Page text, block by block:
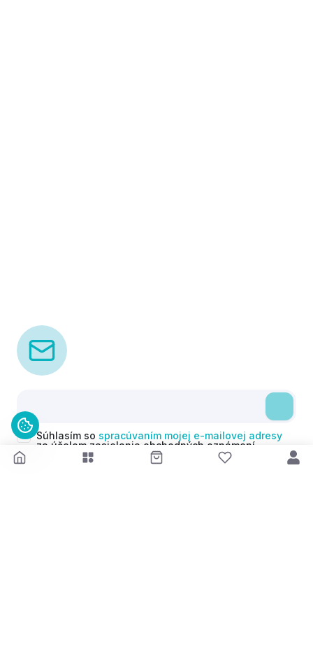
Súhlasím so spracúvaním mojej e-mailovej adresy
za účelom zasielania obchodných oznámení
(newsletterov) v súlade s čl. 6 ods. 1 písm. a)
Nariadenia GDPR. Svoj súhlas môžem kedykoľvek